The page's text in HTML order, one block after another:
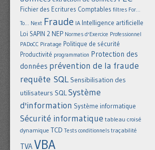
Fichier des Ecritures Comptables filtres For...
To... Next Fraude IA Intelligence artificielle
Loi SAPIN 2 NEP Normes d'Exercice Professionnel
PADoCC Piratage Politique de sécurité
Productivité programmation Protection des
données prévention de la fraude
requête SQL Sensibilisation des
utilisateurs SQLSystème
d'information Système informatique
Sécurité informatique tableau croisé
dynamique TCD Tests conditionnels traçabilité
TVAVBA